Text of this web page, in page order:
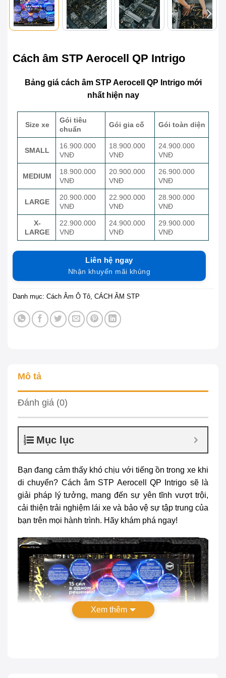
Cách âm STP Aerocell QP Intrigo
Bảng giá cách âm STP Aerocell QP Intrigo mới
nhất hiện nay
Size xe
Gói tiêu
chuẩn
Gói gia cố Gói toàn diện
SMALL
16.900.000
VNĐ
18.900.000
VNĐ
24.900.000
VNĐ
MEDIUM
18.900.000
VNĐ
20.900.000
VNĐ
26.900.000
VNĐ
LARGE
20.900.000
VNĐ
22.900.000
VNĐ
28.900.000
VNĐ
X-
LARGE
22.900.000
VNĐ
24.900.000
VNĐ
29.900.000
VNĐ
Liên hệ ngay
Nhận khuyến mãi khủng
Danh mục: Cách Âm Ô Tô, CÁCH ÂM STP
Mô tả
Đánh giá (0)
Mục lục
Bạn đang cảm thấy khó chịu với tiếng ồn trong xe khi
di chuyển? Cách âm STP Aerocell QP Intrigo sẽ là
giải pháp lý tưởng, mang đến sự yên tĩnh vượt trội,
cải thiện trải nghiệm lái xe và bảo vệ sự tập trung của
bạn trên mọi hành trình. Hãy khám phá ngay!
Xem thêm